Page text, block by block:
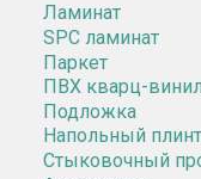
Ламинат
SPC ламинат
Паркет
ПВХ кварц-винил
Подложка
Напольный
Стыковочный